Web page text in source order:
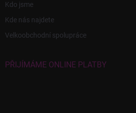
Kdo jsme
Kde nás najdete
Velkoobchodní spolupráce
PŘIJÍMÁME ONLINE PLATBY